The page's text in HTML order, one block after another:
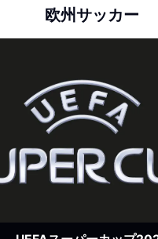
欧州サッカー